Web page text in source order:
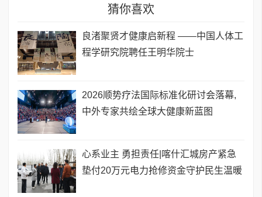
猜你喜欢
良渚聚贤才健康启新程 ——中国人体工
程学研究院聘任王明华院士
​2026顺势疗法国际标准化研讨会落幕,
中外专家共绘全球大健康新蓝图
心系业主 勇担责任|喀什汇城房产紧急
垫付20万元电力抢修资金守护民生温暖